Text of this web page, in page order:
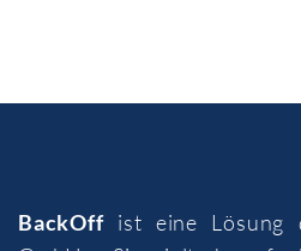
BackOffist eine Lösung